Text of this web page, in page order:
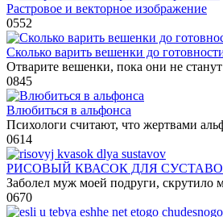
Растровое и векторное изображение
0552
Сколько варить вешенки до
Отварите вешенки, пока они не
0845
Влюбиться в альфонса
Психологи считают, что жертвами
0614
РИСОВЫЙ КВАСОК ДЛЯ
Заболел муж моей подруги, скрутило
0670